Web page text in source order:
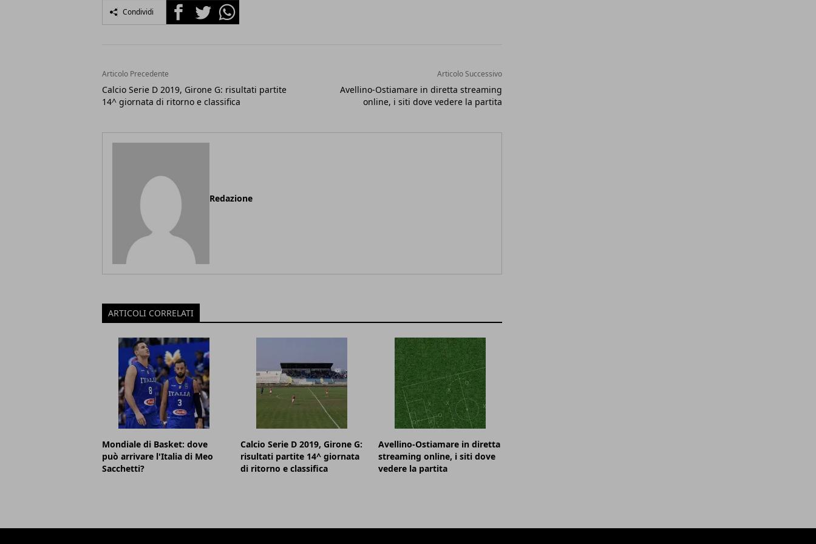
Condividi FacebookTwitterWhatsapp
Articolo Precedente
Calcio Serie D 2019, Girone G: risultati partite
14^ giornata di ritorno e classifica
Articolo Successivo
Avellino-Ostiamare in diretta streaming
online, i siti dove vedere la partita
Redazione
ARTICOLI CORRELATI
Mondiale di Basket: dove
può arrivare l'Italia di Meo
Sacchetti?
Calcio Serie D 2019, Girone G:
risultati partite 14^ giornata
di ritorno e classifica
Avellino-Ostiamare in diretta
streaming online, i siti dove
vedere la partita